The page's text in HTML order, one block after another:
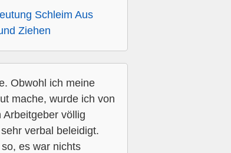
Schleim Aus
Ziehen
Obwohl ich meine
mache, wurde ich von
Arbeitgeber völlig
verbal beleidigt.
es war nichts